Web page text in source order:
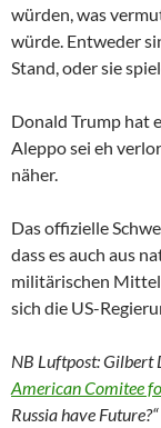
würden, was
würde. Entweder
Stand, oder sie
Donald Trump hat
Aleppo sei eh
näher.
Das offizielle
dass es auch aus
militärischen
sich die US-
NB Luftpost: Gilbert
American Comitee
Russia have